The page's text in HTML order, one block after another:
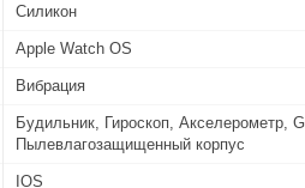
Силикон
Apple Watch OS
Вибрация
Будильник, Гироскоп, Акселерометр,
Пылевлагозащищенный корпус
IOS